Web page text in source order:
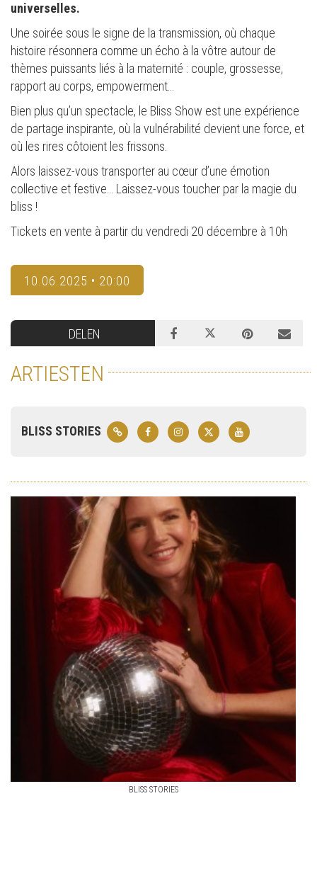
universelles.
Une soirée sous le signe de la transmission, où chaque
histoire résonnera comme un écho à la vôtre autour de
thèmes puissants liés à la maternité : couple, grossesse,
rapport au corps, empowerment…
Bien plus qu’un spectacle, le Bliss Show est une expérience
de partage inspirante, où la vulnérabilité devient une force, et
où les rires côtoient les frissons.
Alors laissez-vous transporter au cœur d’une émotion
collective et festive… Laissez-vous toucher par la magie du
bliss !
Tickets en vente à partir du vendredi 20 décembre à 10h
10.06.2025 • 20:00
DELEN
ARTIESTEN
BLISS STORIES
BLISS STORIES